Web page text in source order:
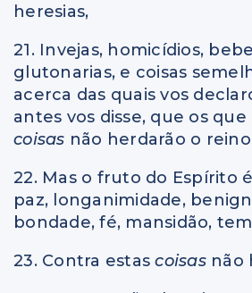
heresias,
21. Invejas, homicídios,
glutonarias, e coisas
acerca das quais vos
antes vos disse, que os
coisas não herdarão o
22. Mas o fruto do Espírito
paz, longanimidade,
bondade, fé, mansidão,
23. Contra estascoisas não